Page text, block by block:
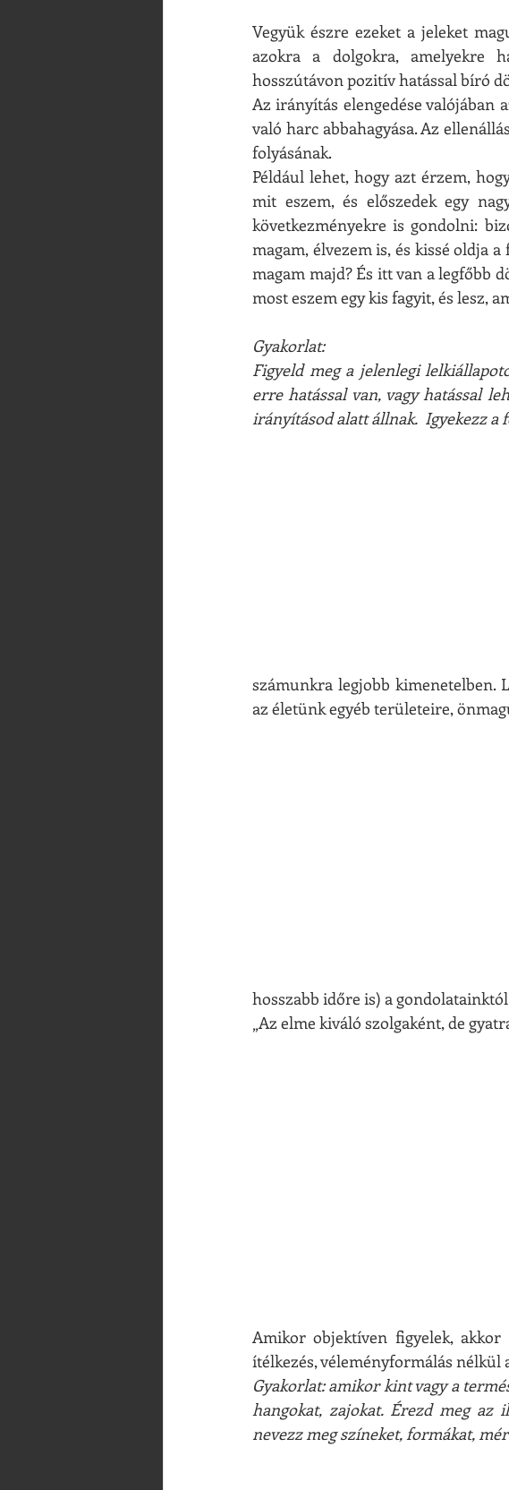
Vegyük észre ezeket a jeleket
azokra a dolgokra, amelyekre
hosszútávon pozitív hatással bíró
Az irányítás elengedése valójában
való harc abbahagyása. Az
folyásának.
Például lehet, hogy azt érzem,
mit eszem, és előszedek egy
következményekre is gondolni:
magam, élvezem is, és kissé oldja
magam majd? És itt van a legfőbb
most eszem egy kis fagyit, és lesz,
Gyakorlat:
Figyeld meg a jelenlegi
erre hatással van, vagy hatással
irányításod alatt állnak.  Igyekezz
számunkra legjobb kimenetelben.
az életünk egyéb területeire,
hosszabb időre is) a
„Az elme kiváló szolgaként, de
Amikor objektíven figyelek,
ítélkezés, véleményformálás nélkül
Gyakorlat: amikor kint vagy a
hangokat, zajokat. Érezd meg az
nevezz meg színeket, formákat,